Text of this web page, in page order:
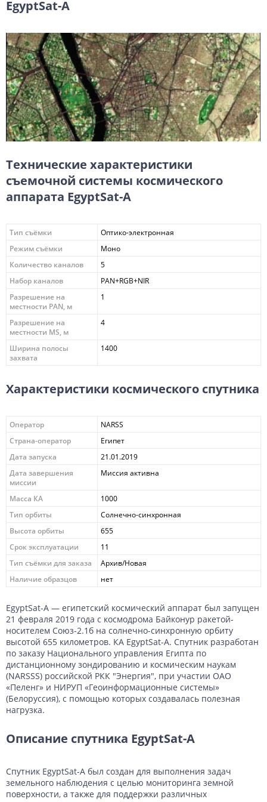
EgyptSat-A
Технические характеристики
съемочной системы космического
аппарата EgyptSat-A
Тип съёмки
Оптико-электронная
Режим съёмки
Моно
Количество каналов
5
Набор каналов
PAN+RGB+NIR
Разрешение на
местности PAN, м
1
Разрешение на
местности MS, м
4
Ширина полосы
захвата
1400
Характеристики космического спутника
Оператор
NARSS
Страна-оператор
Египет
Дата запуска
21.01.2019
Дата завершения
миссии
Миссия активна
Масса КА
1000
Тип орбиты
Солнечно-синхронная
Высота орбиты
655
Срок эксплуатации
11
Тип съёмки для заказа
Архив/Новая
Наличие образцов
нет
EgyptSat-A — египетский космический аппарат был запущен
21 февраля 2019 года с космодрома Байконур ракетой-
носителем Союз-2.1б на солнечно-синхронную орбиту
высотой 655 километров. КА EgyptSat-A. Спутник разработан
по заказу Национального управления Египта по
дистанционному зондированию и космическим наукам
(NARSSS) российской РКК "Энергия", при участии ОАО
«Пеленг» и НИРУП «Геоинформационные системы»
(Белоруссия), с помощью которых создавалась полезная
нагрузка.
Описание спутника EgyptSat-A
Спутник EgyptSat-A был создан для выполнения задач
земельного наблюдения с целью мониторинга земной
поверхности, а также для поддержки различных